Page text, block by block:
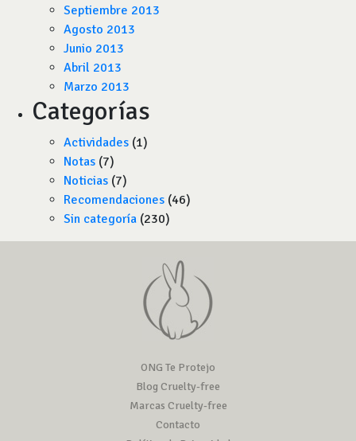
Septiembre 2013
Agosto 2013
Junio 2013
Abril 2013
Marzo 2013
Categorías
Actividades (1)
Notas (7)
Noticias (7)
Recomendaciones (46)
Sin categoría (230)
ONG Te Protejo
Blog Cruelty-free
Marcas Cruelty-free
Contacto